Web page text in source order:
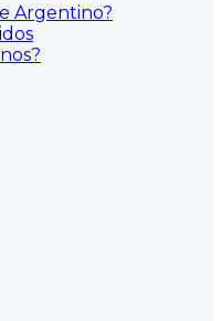
Argentino?